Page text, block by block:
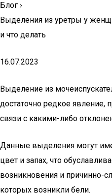
Блог ›
Выделения из уретры у
и что делать
16.07.2023
Выделение из
достаточно редкое
связи с какими-либо
Данные выделения могут
цвет и запах, что
возникновения и причинно-
которых возникли бели.